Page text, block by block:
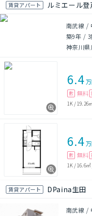
賃貸アパート ルミエール登
南武線 /
築9年 /
神奈川
6.4
敷 無料
1K / 19.26
6.4
敷 無料
1K / 16.6㎡
賃貸アパート DPaina生田
南武線 /